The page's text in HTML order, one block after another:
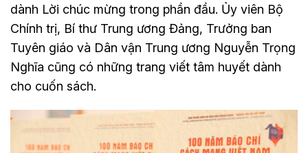
dành Lời chúc mừng trong phần đầu. Ủy viên Bộ
Chính trị, Bí thư Trung ương Đảng, Trưởng ban
Tuyên giáo và Dân vận Trung ương Nguyễn Trọng
Nghĩa cũng có những trang viết tâm huyết dành
cho cuốn sách.